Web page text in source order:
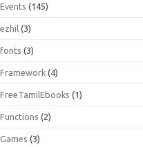
Events (145)
ezhil (3)
fonts (3)
Framework (4)
FreeTamilEbooks (1)
Functions (2)
Games (3)